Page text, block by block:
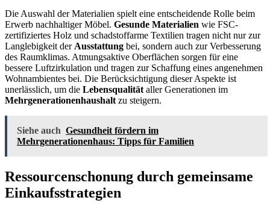
Die Auswahl der Materialien spielt eine entscheidende Rolle beim
Erwerb nachhaltiger Möbel. Gesunde Materialien wie FSC-
zertifiziertes Holz und schadstoffarme Textilien tragen nicht nur zur
Langlebigkeit der Ausstattung bei, sondern auch zur Verbesserung
des Raumklimas. Atmungsaktive Oberflächen sorgen für eine
bessere Luftzirkulation und tragen zur Schaffung eines angenehmen
Wohnambientes bei. Die Berücksichtigung dieser Aspekte ist
unerlässlich, um die Lebensqualität aller Generationen im
Mehrgenerationenhaushalt zu steigern.
Siehe auch Gesundheit fördern im
Mehrgenerationenhaus: Tipps für Familien
Ressourcenschonung durch gemeinsame
Einkaufsstrategien